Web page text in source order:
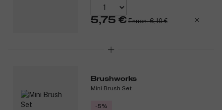
5,75 € Ennen: 6,10 €
Brushworks
Mini Brush Set
-5%